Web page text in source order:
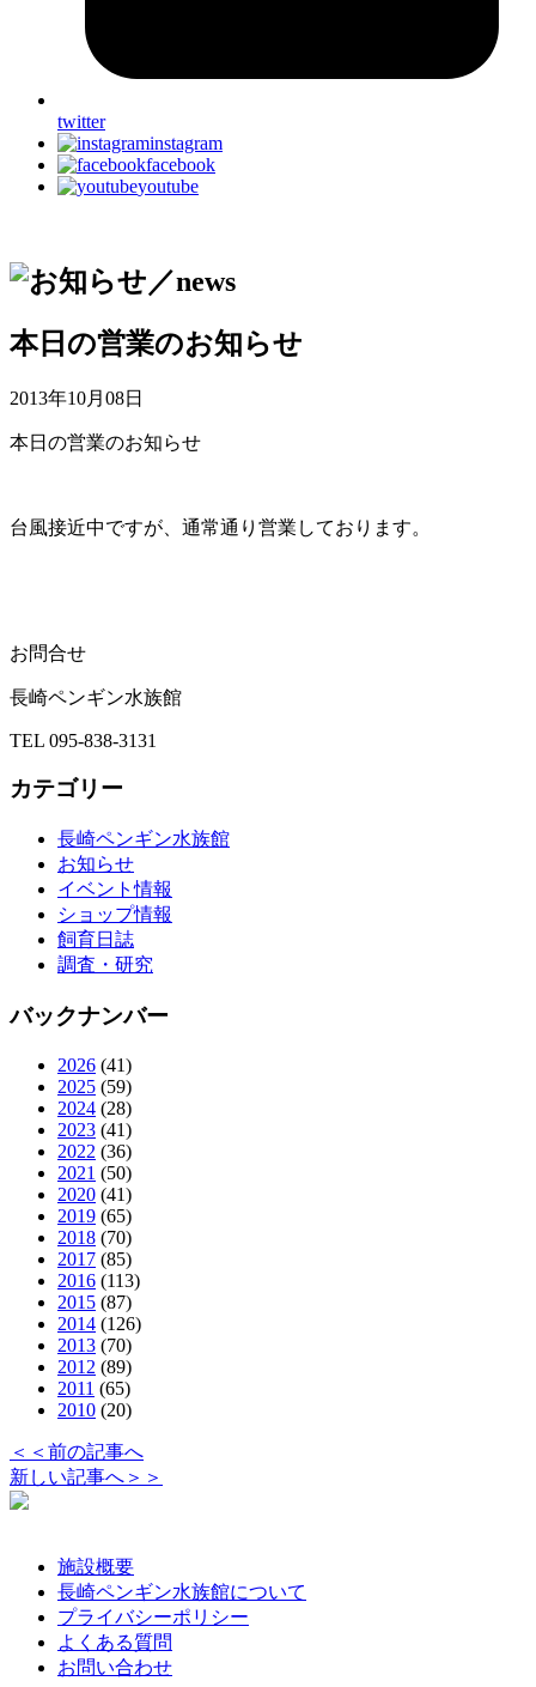
twitter
instagram
facebook
youtube
本日の営業のお知らせ
2013年10月08日
本日の営業のお知らせ
台風接近中ですが、通常通り営業しております。
お問合せ
長崎ペンギン水族館
TEL 095-838-3131
カテゴリー
長崎ペンギン水族館
お知らせ
イベント情報
ショップ情報
飼育日誌
調査・研究
バックナンバー
2026 (41)
2025 (59)
2024 (28)
2023 (41)
2022 (36)
2021 (50)
2020 (41)
2019 (65)
2018 (70)
2017 (85)
2016 (113)
2015 (87)
2014 (126)
2013 (70)
2012 (89)
2011 (65)
2010 (20)
＜＜前の記事へ
新しい記事へ＞＞
施設概要
長崎ペンギン水族館について
プライバシーポリシー
よくある質問
お問い合わせ